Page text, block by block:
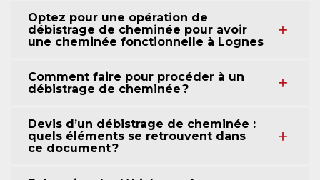
Optez pour une opération de
débistrage de cheminée pour avoir
une cheminée fonctionnelle à Lognes
Comment faire pour procéder à un
débistrage de cheminée ?
Devis d’un débistrage de cheminée :
quels éléments se retrouvent dans
ce document ?